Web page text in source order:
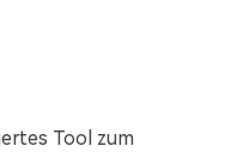
Tool zum